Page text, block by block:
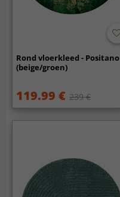
Rond vloerkleed - Positano
(beige/groen)
119.99 € 239 €